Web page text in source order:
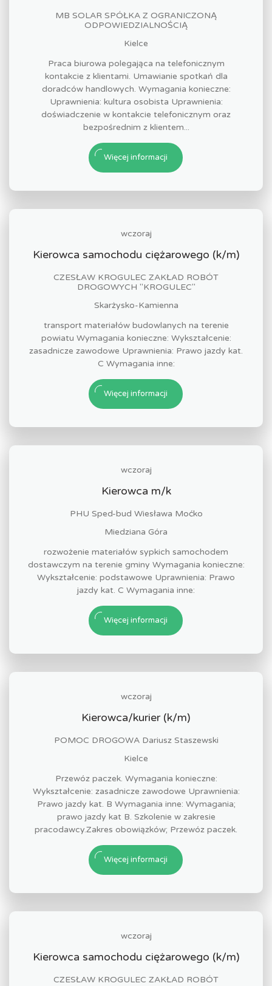
MB SOLAR SPÓŁKA Z OGRANICZONĄ
ODPOWIEDZIALNOŚCIĄ
Kielce
Praca biurowa polegająca na telefonicznym
kontakcie z klientami. Umawianie spotkań dla
doradców handlowych. Wymagania konieczne:
Uprawnienia: kultura osobista Uprawnienia:
doświadczenie w kontakcie telefonicznym oraz
bezpośrednim z klientem...
Więcej informacji
wczoraj
Kierowca samochodu ciężarowego (k/m)
CZESŁAW KROGULEC ZAKŁAD ROBÓT
DROGOWYCH "KROGULEC"
Skarżysko-Kamienna
transport materiałów budowlanych na terenie
powiatu Wymagania konieczne: Wykształcenie:
zasadnicze zawodowe Uprawnienia: Prawo jazdy kat.
C Wymagania inne:
Więcej informacji
wczoraj
Kierowca m/k
PHU Sped-bud Wiesława Moćko
Miedziana Góra
rozwożenie materiałów sypkich samochodem
dostawczym na terenie gminy Wymagania konieczne:
Wykształcenie: podstawowe Uprawnienia: Prawo
jazdy kat. C Wymagania inne:
Więcej informacji
wczoraj
Kierowca/kurier (k/m)
POMOC DROGOWA Dariusz Staszewski
Kielce
Przewóz paczek. Wymagania konieczne:
Wykształcenie: zasadnicze zawodowe Uprawnienia:
Prawo jazdy kat. B Wymagania inne: Wymagania;
prawo jazdy kat B. Szkolenie w zakresie
pracodawcy.Zakres obowiązków; Przewóz paczek.
Więcej informacji
wczoraj
Kierowca samochodu ciężarowego (k/m)
CZESŁAW KROGULEC ZAKŁAD ROBÓT